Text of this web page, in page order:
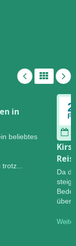
in
beliebtes
Da